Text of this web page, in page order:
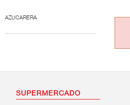
AZUCARERA
SUPERMERCADO